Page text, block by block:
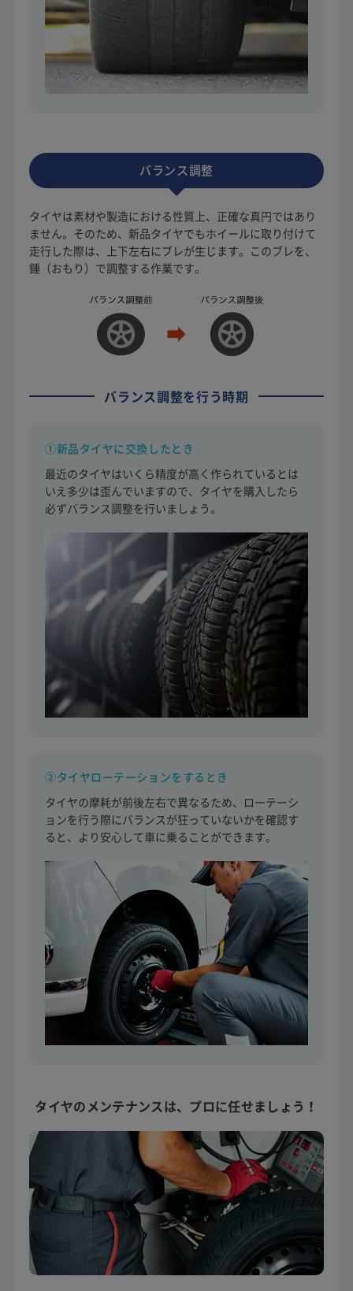
バランス調整
タイヤは素材や製造における性質上、正確な真円ではあり
ません。そのため、新品タイヤでもホイールに取り付けて
走行した際は、上下左右にブレが生じます。このブレを、
錘（おもり）で調整する作業です。
バランス調整を行う時期
①新品タイヤに交換したとき
最近のタイヤはいくら精度が高く作られているとは
いえ多少は歪んでいますので、タイヤを購入したら
必ずバランス調整を行いましょう。
②タイヤローテーションをするとき
タイヤの摩耗が前後左右で異なるため、ローテーシ
ョンを行う際にバランスが狂っていないかを確認す
ると、より安心して車に乗ることができます。
タイヤのメンテナンスは、 プロに任せましょう！